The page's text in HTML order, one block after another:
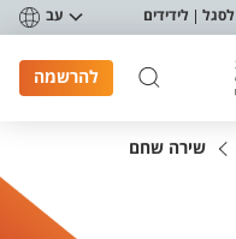
לסגל לידידים עב
להרשמה
שירה שחם